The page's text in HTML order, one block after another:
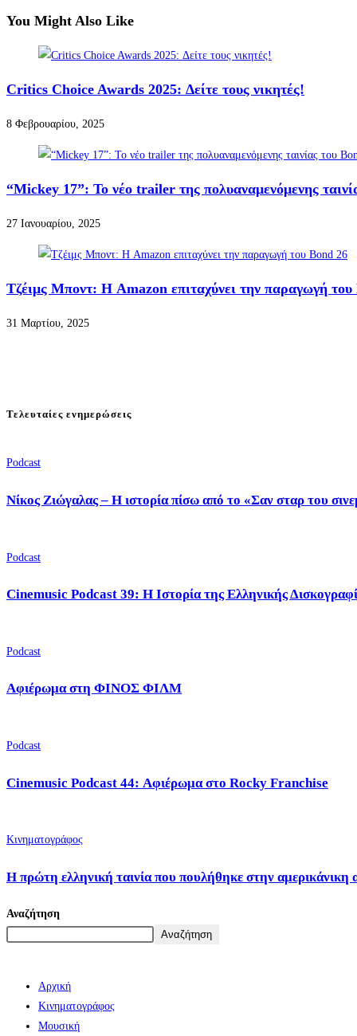
You Might Also Like
Critics Choice Awards 2025: Δείτε τους νικητές!
8 Φεβρουαρίου, 2025
“Mickey 17”: Το νέο trailer της πολυαναμενόμενης
27 Ιανουαρίου, 2025
Τζέιμς Μποντ: Η Amazon επιταχύνει την παραγωγή
31 Μαρτίου, 2025
Τελευταίες ενημερώσεις
Podcast
Νίκος Ζιώγαλας – Η ιστορία πίσω από το «Σαν σταρ του
Podcast
Cinemusic Podcast 39: Η Ιστορία της Ελληνικής
Podcast
Αφιέρωμα στη ΦΙΝΟΣ ΦΙΛΜ
Podcast
Cinemusic Podcast 44: Αφιέρωμα στο Rocky Franchise
Κινηματογράφος
Η πρώτη ελληνική ταινία που πουλήθηκε στην αμερικάνικη
Αναζήτηση
Αναζήτηση
Αρχική
Κινηματογράφος
Μουσική